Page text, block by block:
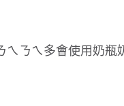
ㄟㄋㄟ多會使用奶